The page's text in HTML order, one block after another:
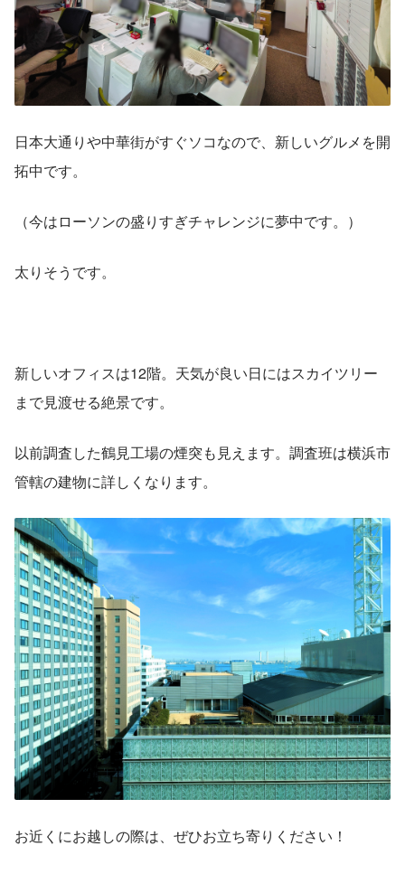
日本大通りや中華街がすぐソコなので、新しいグルメを開
拓中です。
（今はローソンの盛りすぎチャレンジに夢中です。）
太りそうです。
新しいオフィスは12階。天気が良い日にはスカイツリー
まで見渡せる絶景です。
以前調査した鶴見工場の煙突も見えます。調査班は横浜市
管轄の建物に詳しくなります。
お近くにお越しの際は、ぜひお立ち寄りください！